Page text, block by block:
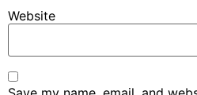
Website